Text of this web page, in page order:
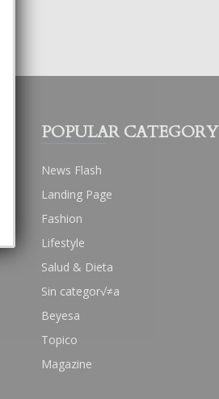
POPULAR CATEGORY
News Flash
Landing Page
Fashion
Lifestyle
Salud & Dieta
Sin categor√≠a
Beyesa
Topico
Magazine